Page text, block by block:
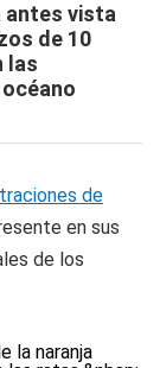
antes vista
de 10
las
de
en sus
de los